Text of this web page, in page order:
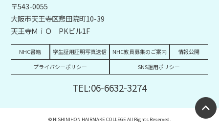
〒543-0055
大阪市天王寺区悲田院町10-39
天王寺ＭｉＯ PKビル1F
NHC書籍 学生証用証明写真送信 NHC教員募集のご案内
情報公開
プライバシーポリシー
SNS運用ポリシー
TEL:06-6632-3274
© NISHINIHON HAIRMAKE COLLEGE All Rights Reserved.